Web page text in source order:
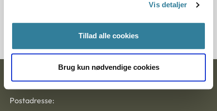
Vis detaljer
Tillad alle cookies
Brug kun nødvendige cookies
2600582-09
Ankestyrelsen
Postadresse: